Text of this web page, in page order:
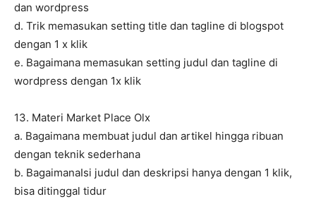
dan wordpress
d. Trik memasukan setting title dan tagline di blogspot
dengan 1 x klik
e. Bagaimana memasukan setting judul dan tagline di
wordpress dengan 1x klik
13. Materi Market Place Olx
a. Bagaimana membuat judul dan artikel hingga ribuan
dengan teknik sederhana
b. BagaimanaIsi judul dan deskripsi hanya dengan 1 klik,
bisa ditinggal tidur